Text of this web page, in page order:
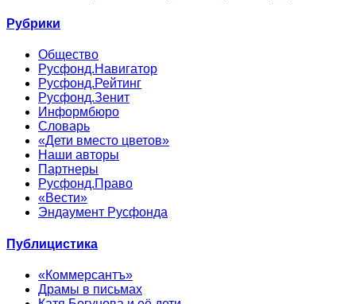
Рубрики
Общество
Русфонд.Навигатор
Русфонд.Рейтинг
Русфонд.Зенит
Информбюро
Словарь
«Дети вместо цветов»
Наши авторы
Партнеры
Русфонд.Право
«Вести»
Эндаумент Русфонда
Публицистика
«Коммерсантъ»
Драмы в письмах